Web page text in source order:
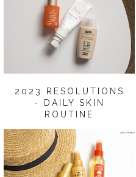
2023 RESOLUTIONS
- DAILY SKIN
ROUTINE